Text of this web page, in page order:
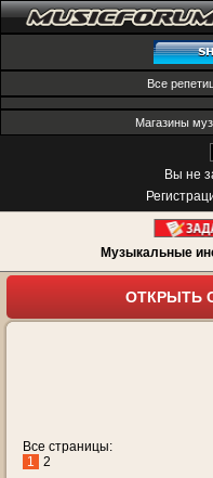
Все
Магазины
Вы не
Музыкальные
ОТКРЫТЬ
Все страницы:
1
2